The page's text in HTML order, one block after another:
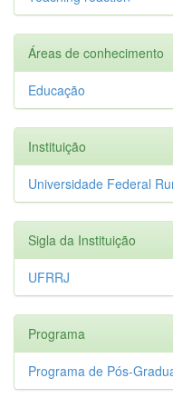
Áreas de conhecimento
Educação
Instituição
Universidade Federal
Sigla da Instituição
UFRRJ
Programa
Programa de Pós-